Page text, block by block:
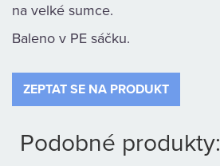
na velké sumce.
Baleno v PE sáčku.
ZEPTAT SE NA PRODUKT
Podobné produkty: